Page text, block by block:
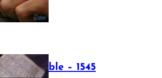
July 12, 2025
Luther Bible – 1545